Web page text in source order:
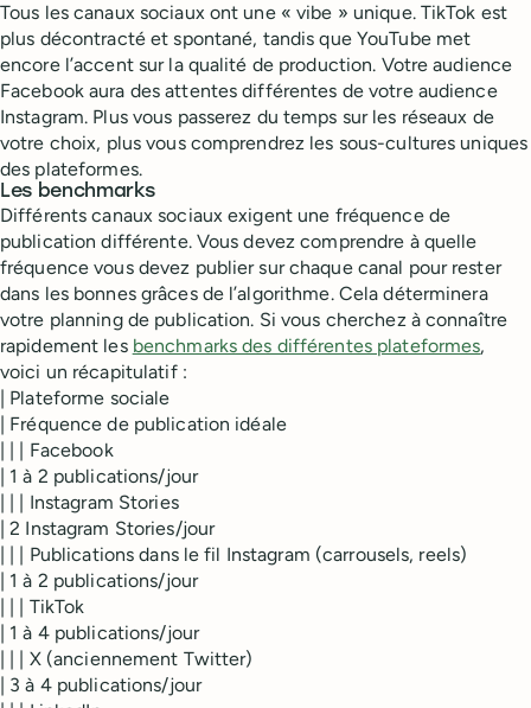
Tous les canaux sociaux ont une « vibe » unique. TikTok est
plus décontracté et spontané, tandis que YouTube met
encore l’accent sur la qualité de production. Votre audience
Facebook aura des attentes différentes de votre audience
Instagram. Plus vous passerez du temps sur les réseaux de
votre choix, plus vous comprendrez les sous-cultures uniques
des plateformes.
Les benchmarks
Différents canaux sociaux exigent une fréquence de
publication différente. Vous devez comprendre à quelle
fréquence vous devez publier sur chaque canal pour rester
dans les bonnes grâces de l’algorithme. Cela déterminera
votre planning de publication. Si vous cherchez à connaître
rapidement les benchmarks des différentes plateformes,
voici un récapitulatif :
| Plateforme sociale
| Fréquence de publication idéale
| | | Facebook
| 1 à 2 publications/jour
| | | Instagram Stories
| 2 Instagram Stories/jour
| | | Publications dans le fil Instagram (carrousels, reels)
| 1 à 2 publications/jour
| | | TikTok
| 1 à 4 publications/jour
| | | X (anciennement Twitter)
| 3 à 4 publications/jour